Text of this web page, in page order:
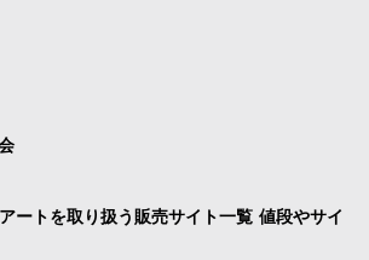
ートを取り扱う販売サイト一覧 値段やサイ